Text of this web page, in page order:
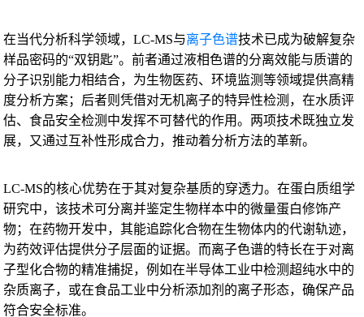
在当代分析科学领域，LC-MS与离子色谱技术已成为破解复杂
样品密码的“双钥匙”。前者通过液相色谱的分离效能与质谱的
分子识别能力相结合，为生物医药、环境监测等领域提供高精
度分析方案；后者则凭借对无机离子的特异性检测，在水质评
估、食品安全检测中发挥不可替代的作用。两项技术既独立发
展，又通过互补性形成合力，推动着分析方法的革新。
LC-MS的核心优势在于其对复杂基质的穿透力。在蛋白质组学
研究中，该技术可分离并鉴定生物样本中的微量蛋白修饰产
物；在药物开发中，其能追踪化合物在生物体内的代谢轨迹，
为药效评估提供分子层面的证据。而离子色谱的特长在于对离
子型化合物的精准捕捉，例如在半导体工业中检测超纯水中的
杂质离子，或在食品工业中分析添加剂的离子形态，确保产品
符合安全标准。